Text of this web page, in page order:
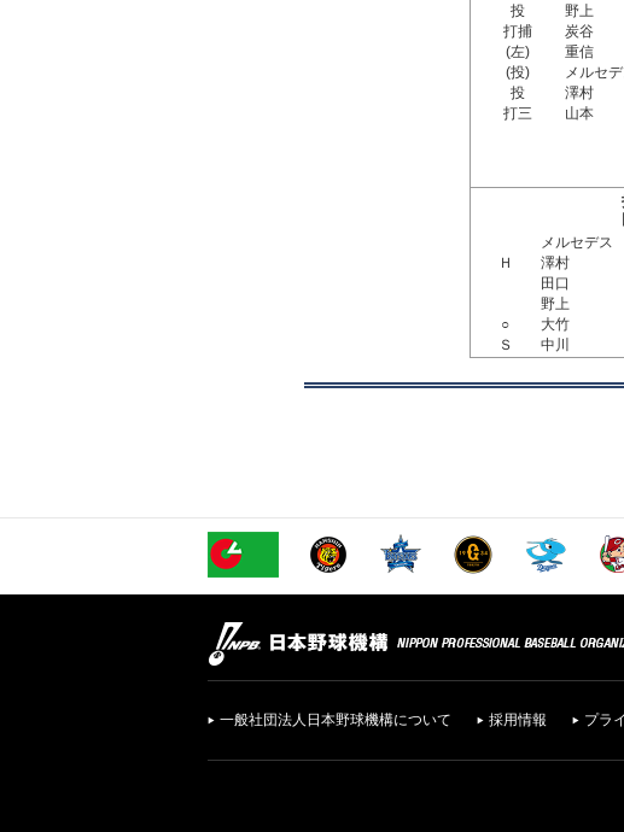
投
野上
打捕
炭谷
(左)
重信
(投)
メルセ
投
澤村
打三
山本
メルセデス
Ｈ
澤村
田口
野上
○
大竹
Ｓ
中川
一般社団法人日本野球機構について 採用情報 プラ